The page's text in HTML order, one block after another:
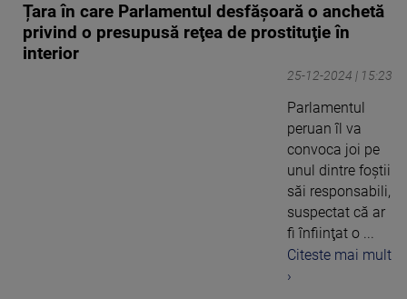
Țara în care Parlamentul desfășoară o anchetă
privind o presupusă reţea de prostituţie în
interior
25-12-2024 | 15:23
Parlamentul
peruan îl va
convoca joi pe
unul dintre foştii
săi responsabili,
suspectat că ar
fi înfiinţat o ...
Citeste mai mult
›